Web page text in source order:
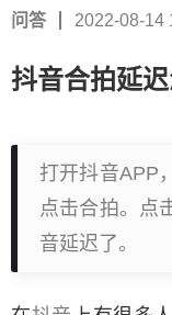
问答 2022-08-14
抖音合拍延
打开抖音APP
点击合拍。点
音延迟了。